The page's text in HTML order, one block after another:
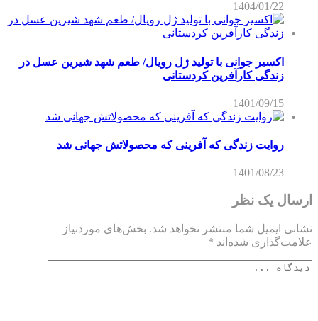
1404/01/22
اکسیر جوانی با تولید ژل رویال/ طعم شهد شیرین عسل‌ در
زندگی کارآفرین کردستانی
1401/09/15
روایت زندگی که آفرینی که محصولاتش جهانی شد
1401/08/23
ارسال یک نظر
نشانی ایمیل شما منتشر نخواهد شد. بخش‌های موردنیاز
علامت‌گذاری شده‌اند *